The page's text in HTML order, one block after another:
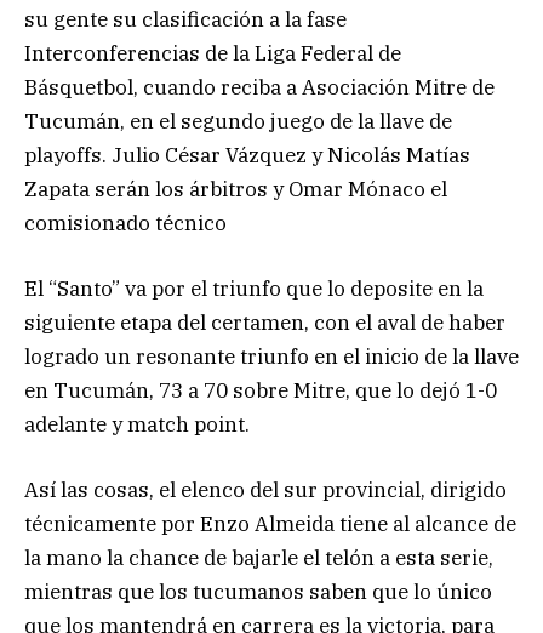
su gente su clasificación a la fase
Interconferencias de la Liga Federal de
Básquetbol, cuando reciba a Asociación Mitre de
Tucumán, en el segundo juego de la llave de
playoffs. Julio César Vázquez y Nicolás Matías
Zapata serán los árbitros y Omar Mónaco el
comisionado técnico
El “Santo” va por el triunfo que lo deposite en la
siguiente etapa del certamen, con el aval de haber
logrado un resonante triunfo en el inicio de la llave
en Tucumán, 73 a 70 sobre Mitre, que lo dejó 1-0
adelante y match point.
Así las cosas, el elenco del sur provincial, dirigido
técnicamente por Enzo Almeida tiene al alcance de
la mano la chance de bajarle el telón a esta serie,
mientras que los tucumanos saben que lo único
que los mantendrá en carrera es la victoria, para